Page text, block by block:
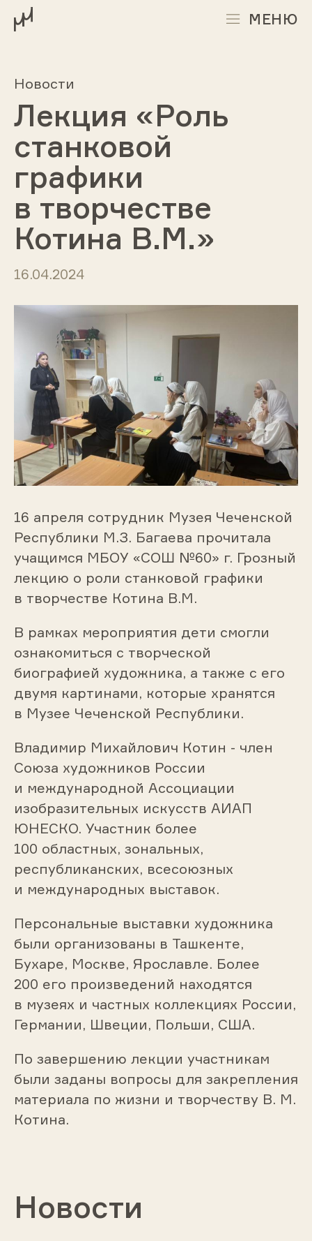
МЕНЮ
Новости
Лекция «Роль
станковой
графики
в творчестве
Котина В.М.»
16.04.2024
16 апреля сотрудник Музея Чеченской
Республики М.З. Багаева прочитала
учащимся МБОУ «СОШ №60» г. Грозный
лекцию о роли станковой графики
в творчестве Котина В.М.
В рамках мероприятия дети смогли
ознакомиться с творческой
биографией художника, а также с его
двумя картинами, которые хранятся
в Музее Чеченской Республики.
Владимир Михайлович Котин - член
Союза художников России
и международной Ассоциации
изобразительных искусств АИАП
ЮНЕСКО. Участник более
100 областных, зональных,
республиканских, всесоюзных
и международных выставок.
Персональные выставки художника
были организованы в Ташкенте,
Бухаре, Москве, Ярославле. Более
200 его произведений находятся
в музеях и частных коллекциях России,
Германии, Швеции, Польши, США.
По завершению лекции участникам
были заданы вопросы для закрепления
материала по жизни и творчеству В. М.
Котина.
Новости